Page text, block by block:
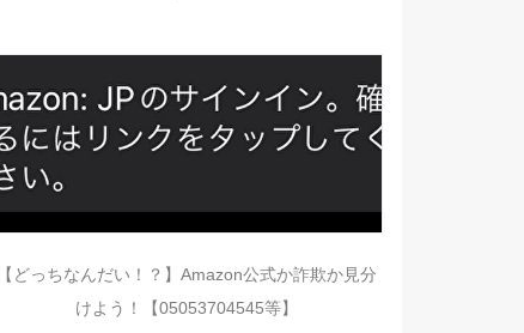
【どっちなんだい！？】Amazon公式か詐欺か見分
けよう！【05053704545等】